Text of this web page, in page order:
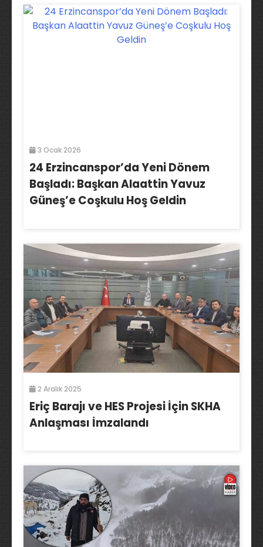
3 Ocak 2026
24 Erzincanspor’da Yeni Dönem
Başladı: Başkan Alaattin Yavuz
Güneş’e Coşkulu Hoş Geldin
2 Aralık 2025
Eriç Barajı ve HES Projesi İçin SKHA
Anlaşması İmzalandı